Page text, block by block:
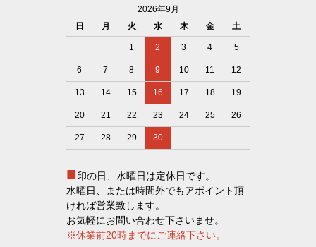
2026年9月
日
月 火 水 木 金 土
1 2 3 4 5
6 7 8 9 10 11 12
13 14 15 16 17 18 19
20 21 22 23 24 25 26
27 28 29 30
■印の日、水曜日は定休日です。
水曜日、または時間外でもアポイント頂
ければ営業致します。
お気軽にお問い合わせ下さいませ。
※休業前20時までにご連絡下さい。